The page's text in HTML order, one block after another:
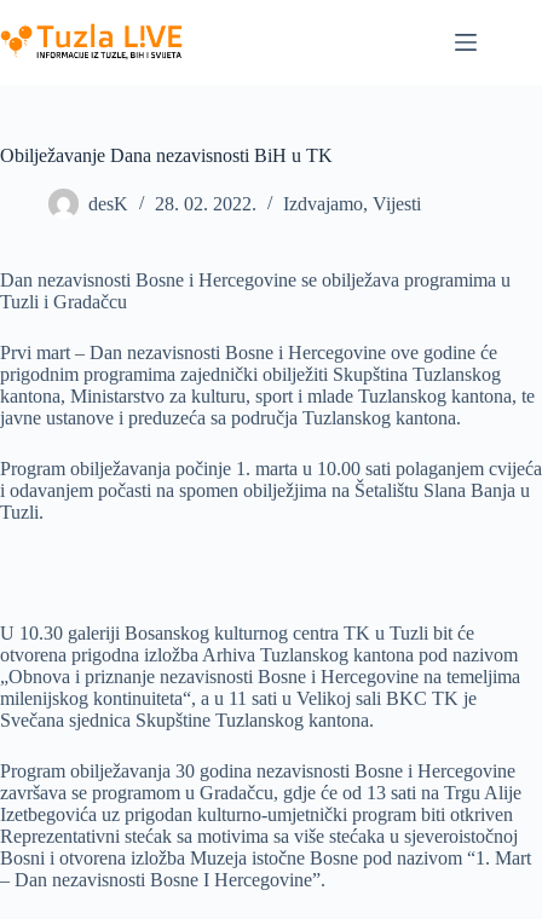
to
content
Obilježavanje Dana nezavisnosti BiH u TK
desK 28. 02. 2022. Izdvajamo, Vijesti
Dan nezavisnosti Bosne i Hercegovine se obilježava programima u
Tuzli i Gradačcu
Prvi mart – Dan nezavisnosti Bosne i Hercegovine ove godine će
prigodnim programima zajednički obilježiti Skupština Tuzlanskog
kantona, Ministarstvo za kulturu, sport i mlade Tuzlanskog kantona, te
javne ustanove i preduzeća sa područja Tuzlanskog kantona.
Program obilježavanja počinje 1. marta u 10.00 sati polaganjem cvijeća
i odavanjem počasti na spomen obilježjima na Šetalištu Slana Banja u
Tuzli.
U 10.30 galeriji Bosanskog kulturnog centra TK u Tuzli bit će
otvorena prigodna izložba Arhiva Tuzlanskog kantona pod nazivom
„Obnova i priznanje nezavisnosti Bosne i Hercegovine na temeljima
milenijskog kontinuiteta“, a u 11 sati u Velikoj sali BKC TK je
Svečana sjednica Skupštine Tuzlanskog kantona.
Program obilježavanja 30 godina nezavisnosti Bosne i Hercegovine
završava se programom u Gradačcu, gdje će od 13 sati na Trgu Alije
Izetbegovića uz prigodan kulturno-umjetnički program biti otkriven
Reprezentativni stećak sa motivima sa više stećaka u sjeveroistočnoj
Bosni i otvorena izložba Muzeja istočne Bosne pod nazivom “1. Mart
– Dan nezavisnosti Bosne I Hercegovine”.